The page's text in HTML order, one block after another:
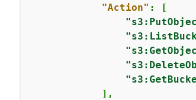
"Action" : [
            ],